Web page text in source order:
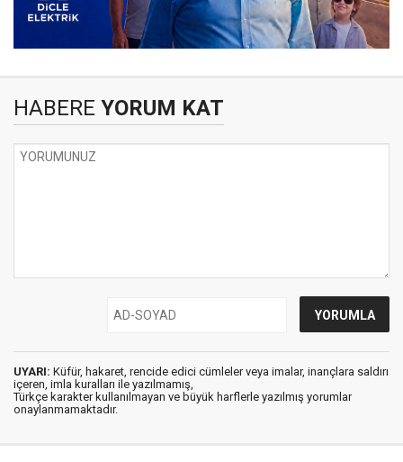
HABERE YORUM KAT
UYARI: Küfür, hakaret, rencide edici cümleler veya imalar, inançlara saldırı
içeren, imla kuralları ile yazılmamış,
Türkçe karakter kullanılmayan ve büyük harflerle yazılmış yorumlar
onaylanmamaktadır.